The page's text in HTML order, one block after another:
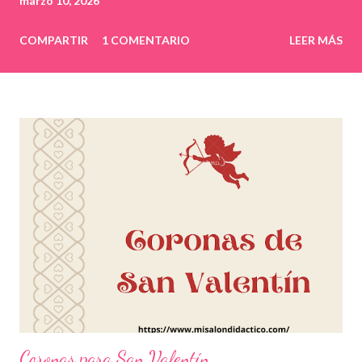
COMPARTIR 1 COMENTARIO LEER MÁS